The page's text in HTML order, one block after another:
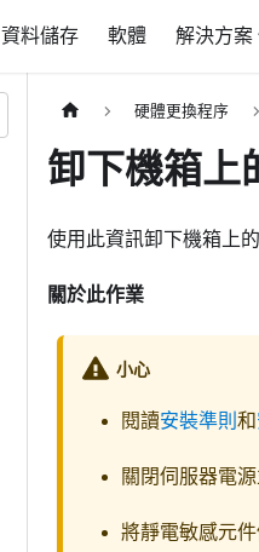
資料儲存 軟體 解決方案
硬體更換程序
卸下機箱上
使用此資訊卸下機箱上
關於此作業
小心
閱讀安裝準則 和
關閉伺服器電
將靜電敏感元